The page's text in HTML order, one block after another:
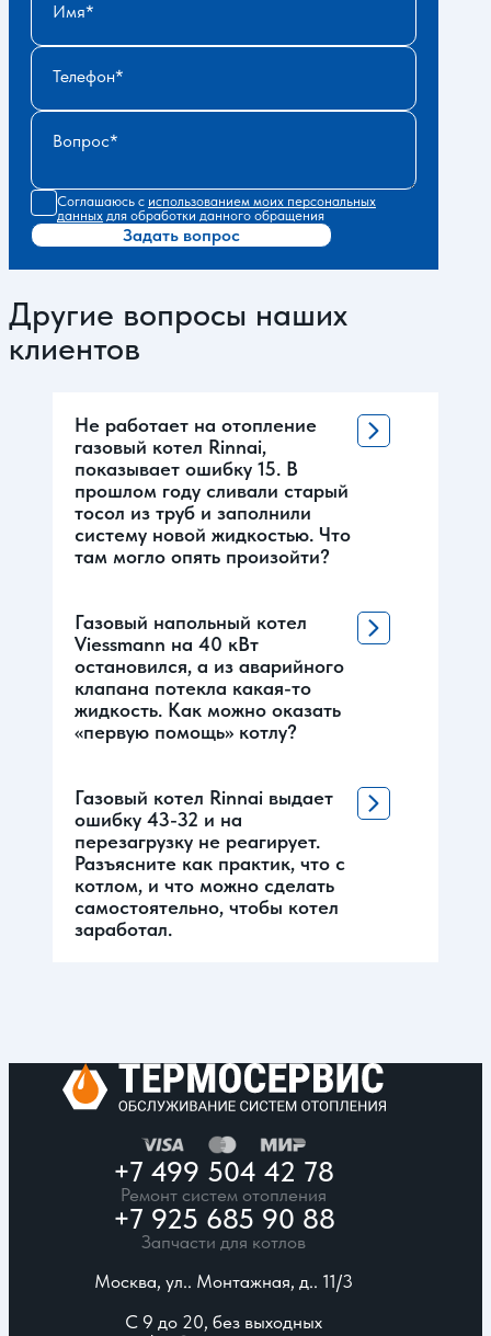
Имя
Телефон
Вопрос
Соглашаюсь с использованием моих персональных
данных для обработки данного обращения
Задать вопрос
Другие вопросы наших
клиентов
Не работает на отопление
газовый котел Rinnai,
показывает ошибку 15. В
прошлом году сливали старый
тосол из труб и заполнили
систему новой жидкостью. Что
там могло опять произойти?
Газовый напольный котел
Viessmann на 40 кВт
остановился, а из аварийного
клапана потекла какая-то
жидкость. Как можно оказать
«первую помощь» котлу?
Газовый котел Rinnai выдает
ошибку 43-32 и на
перезагрузку не реагирует.
Разъясните как практик, что с
котлом, и что можно сделать
самостоятельно, чтобы котел
заработал.
+7 499 504 42 78
Ремонт систем отопления
+7 925 685 90 88
Запчасти для котлов
Москва, ул.. Монтажная, д.. 11/3
С 9 до 20, без выходных